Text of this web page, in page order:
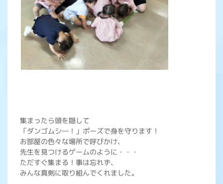
集まったら頭を隠して
「ダンゴムシ―！」ポーズで身を守ります！
お部屋の色々な場所で呼びかけ、
先生を見つけるゲームのように・・・
ただすぐ集まる！事は忘れず、
みんな真剣に取り組んでくれました。